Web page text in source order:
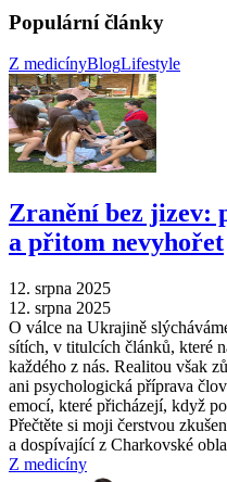
Populární články
Z medicínyBlogLifestyle
Zranění bez jizev:
a přitom nevyhořet
12. srpna 2025
12. srpna 2025
O válce na Ukrajině
sítích, v titulcích článků, které
každého z nás. Realitou však
ani psychologická příprava
emocí, které přicházejí, když
Přečtěte si moji čerstvou
a dospívající z Charkovské
Z medicíny